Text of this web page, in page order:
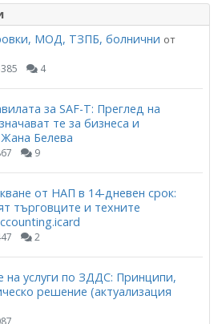
МОД, ТЗПБ, болнични от
4
за SAF-T: Преглед на
те за бизнеса и
Жана Белева
9
от НАП в 14-дневен срок:
търговците и техните
2
на услуги по ЗДДС: Принципи,
решение (актуализация